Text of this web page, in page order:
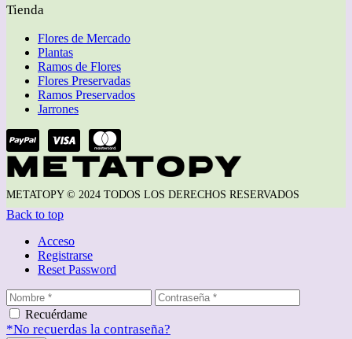
Tienda
Flores de Mercado
Plantas
Ramos de Flores
Flores Preservadas
Ramos Preservados
Jarrones
METATOPY © 2024 TODOS LOS DERECHOS RESERVADOS
Back to top
Acceso
Registrarse
Reset Password
Recuérdame
*No recuerdas la contraseña?